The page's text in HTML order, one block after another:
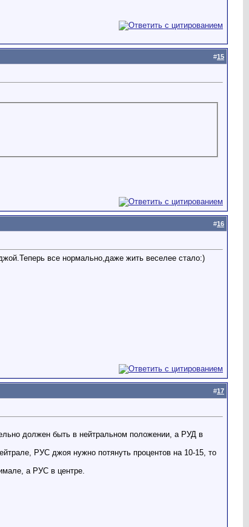
#15
#16
все нормально,даже жить веселее стало:)
#17
должен быть в нейтральном положении, а РУД в
РУС джоя нужно потянуть процентов на 10-15, то
а РУС в центре.